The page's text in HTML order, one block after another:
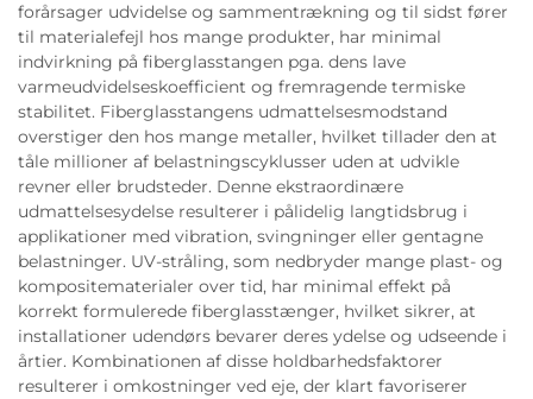
forårsager udvidelse og sammentrækning og til sidst fører
til materialefejl hos mange produkter, har minimal
indvirkning på fiberglasstangen pga. dens lave
varmeudvidelseskoefficient og fremragende termiske
stabilitet. Fiberglasstangens udmattelsesmodstand
overstiger den hos mange metaller, hvilket tillader den at
tåle millioner af belastningscyklusser uden at udvikle
revner eller brudsteder. Denne ekstraordinære
udmattelsesydelse resulterer i pålidelig langtidsbrug i
applikationer med vibration, svingninger eller gentagne
belastninger. UV-stråling, som nedbryder mange plast- og
kompositematerialer over tid, har minimal effekt på
korrekt formulerede fiberglasstænger, hvilket sikrer, at
installationer udendørs bevarer deres ydelse og udseende i
årtier. Kombinationen af disse holdbarhedsfaktorer
resulterer i omkostninger ved eje, der klart favoriserer